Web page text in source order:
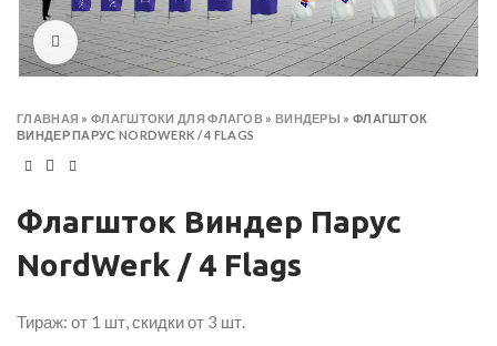
Click to enlarge
ГЛАВНАЯ »ФЛАГШТОКИ ДЛЯ ФЛАГОВ » ВИНДЕРЫ » ФЛАГШТОК
ВИНДЕР ПАРУС NORDWERK / 4 FLAGS
Флагшток Виндер Парус
NordWerk / 4 Flags
Тираж: от 1 шт, скидки от 3 шт.